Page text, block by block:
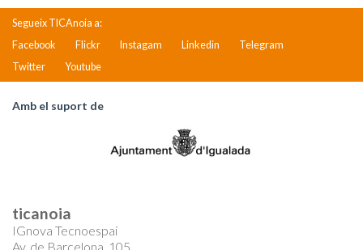
Segueix TICAnoia a:
Facebook
Flickr Instagam Linkedin
Telegram
Twitter
Youtube
Amb el suport de
ticanoia
IGnova Tecnoespai
Av. de Barcelona, 105